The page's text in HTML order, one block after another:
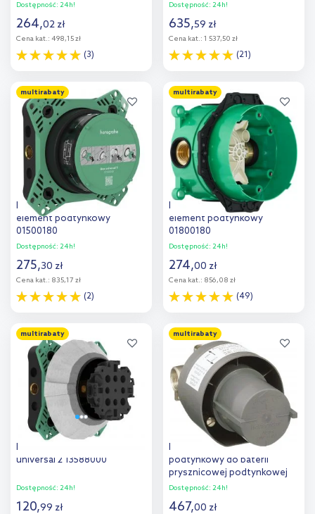
Dostępność: 24h!
264,02 zł
Cena kat.: 498,15 zł
(3)
Dodaj do
porównania
Dostępność: 24h!
635,59 zł
Cena kat.: 1 537,50 zł
(21)
Dodaj do
porównania
multirabaty
Hansgrohe iBox universal 2
element podtynkowy
01500180
Dostępność: 24h!
275,30 zł
Cena kat.: 835,17 zł
(2)
Dodaj do
porównania
multirabaty
Hansgrohe iBox Universal
element podtynkowy
01800180
Dostępność: 24h!
274,00 zł
Cena kat.: 856,08 zł
(49)
Dodaj do
porównania
multirabaty
Hansgrohe adapter do iBox
universal 2 13588000
Dostępność: 24h!
120,99 zł
multirabaty
Hansgrohe zestaw
podtynkowy do baterii
prysznicowej podtynkowej
13620180
Dostępność: 24h!
467,00 zł